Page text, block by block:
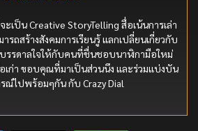
ะเป็น Creative StoryTelling สื่อเน้นการเล่า
ารถสร้างสังคมการเรียนรู้ แลกเปลี่ยนเกี่ยวกับ
รรดาลใจให้กับคนที่ชื่นชอบนาฬิกามือใหม่
เก่า ขอบคุณที่มาเป็นส่วนนึง และร่วมแบ่งบัน
ณ์ไปพร้อมๆกัน กับ Crazy Dial